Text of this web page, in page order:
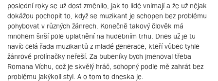
poslední roky se už dost změnilo, jak to lidé vnímají a že už nějak
dokážou pochopit to, když se muzikant je schopen bez problému
pohybovat v různých žánrech. Konečně takový člověk má
mnohem širší pole uplatnění na hudebním trhu. Dnes už je tu
navíc celá řada muzikantů z mladé generace, kteří vůbec tyhle
žánrové prolínačky neřeší. Za bubeníky bych jmenoval třeba
Romana Víchu, což je skvělý hráč, schopný podle mě zahrát bez
problému jakýkoli styl. A o tom to dneska je.